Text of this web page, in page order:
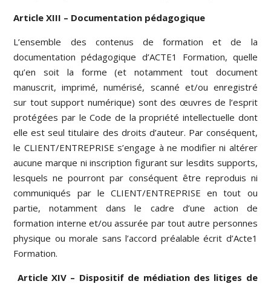
Article XIII – Documentation pédagogique
L’ensemble des contenus de formation et de la
documentation pédagogique d’ACTE1 Formation, quelle
qu’en soit la forme (et notamment tout document
manuscrit, imprimé, numérisé, scanné et/ou enregistré
sur tout support numérique) sont des œuvres de l’esprit
protégées par le Code de la propriété intellectuelle dont
elle est seul titulaire des droits d’auteur. Par conséquent,
le CLIENT/ENTREPRISE s’engage à ne modifier ni altérer
aucune marque ni inscription figurant sur lesdits supports,
lesquels ne pourront par conséquent être reproduis ni
communiqués par le CLIENT/ENTREPRISE en tout ou
partie, notamment dans le cadre d’une action de
formation interne et/ou assurée par tout autre personnes
physique ou morale sans l’accord préalable écrit d’Acte1
Formation.
Article XIV – Dispositif de médiation des litiges de